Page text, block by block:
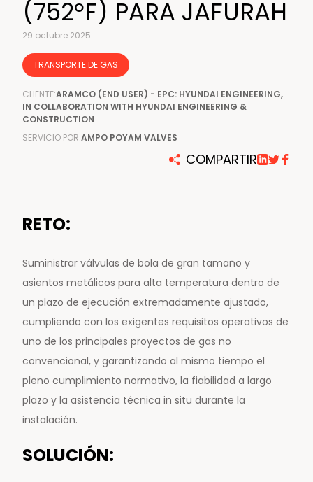
(752ºF) PARA JAFURAH
29 octubre 2025
TRANSPORTE DE GAS
CLIENTE:ARAMCO (END USER) - EPC: HYUNDAI ENGINEERING,
IN COLLABORATION WITH HYUNDAI ENGINEERING &
CONSTRUCTION
SERVICIO POR:AMPO POYAM VALVES
COMPARTIR
RETO:
Suministrar válvulas de bola de gran tamaño y
asientos metálicos para alta temperatura dentro de
un plazo de ejecución extremadamente ajustado,
cumpliendo con los exigentes requisitos operativos de
uno de los principales proyectos de gas no
convencional, y garantizando al mismo tiempo el
pleno cumplimiento normativo, la fiabilidad a largo
plazo y la asistencia técnica in situ durante la
instalación.
SOLUCIÓN: